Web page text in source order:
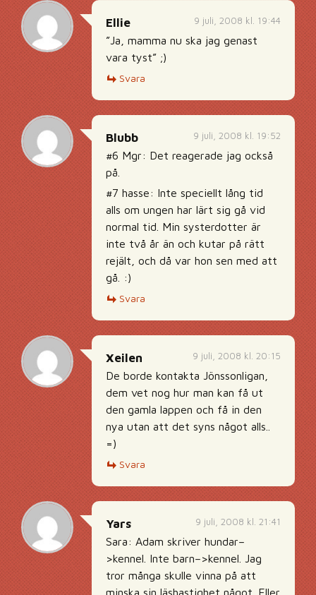
9 juli, 2008 kl. 19:44
Ellie
”Ja, mamma nu ska jag genast
vara tyst” ;)
Svara
9 juli, 2008 kl. 19:52
Blubb
#6 Mgr: Det reagerade jag också
på.
#7 hasse: Inte speciellt lång tid
alls om ungen har lärt sig gå vid
normal tid. Min systerdotter är
inte två år än och kutar på rätt
rejält, och då var hon sen med att
gå. :)
Svara
9 juli, 2008 kl. 20:15
Xeilen
De borde kontakta Jönssonligan,
dem vet nog hur man kan få ut
den gamla lappen och få in den
nya utan att det syns något alls..
=)
Svara
9 juli, 2008 kl. 21:41
Yars
Sara: Adam skriver hundar–
>kennel. Inte barn–>kennel. Jag
tror många skulle vinna på att
minska sin läshastighet något. Eller